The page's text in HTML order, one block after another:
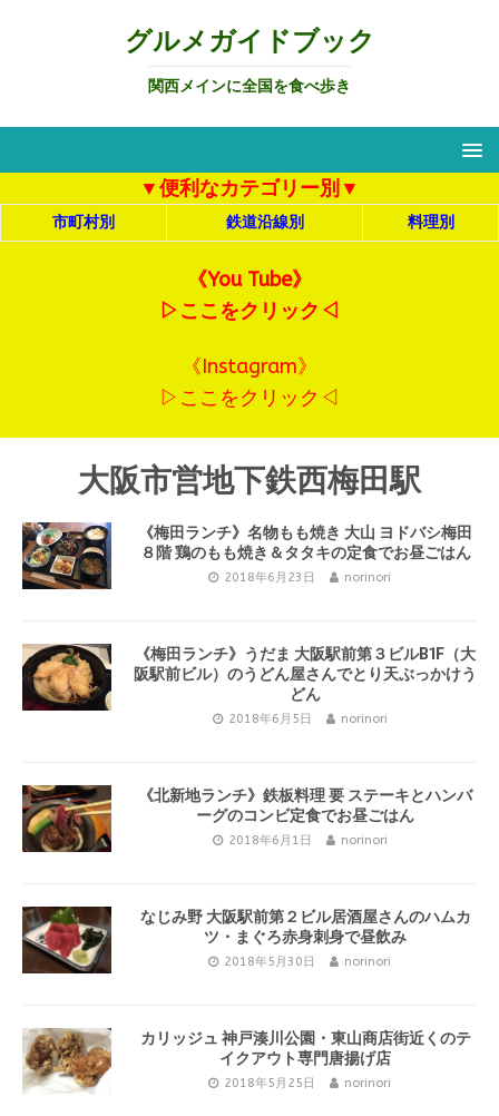
グルメガイドブック
関西メインに全国を食べ歩き
▼便利なカテゴリー別▼
市町村別 鉄道沿線別 料理別
《You Tube》
▷ここをクリック◁
《Instagram》
▷ここをクリック◁
大阪市営地下鉄西梅田駅
《梅田ランチ》名物もも焼き 大山 ヨドバシ梅田
８階 鶏のもも焼き＆タタキの定食でお昼ごはん
2018年6月23日 norinori
《梅田ランチ》うだま 大阪駅前第３ビルB1F（大
阪駅前ビル）のうどん屋さんでとり天ぶっかけう
どん
2018年6月5日 norinori
《北新地ランチ》鉄板料理 要 ステーキとハンバ
ーグのコンビ定食でお昼ごはん
2018年6月1日 norinori
なじみ野 大阪駅前第２ビル居酒屋さんのハムカ
ツ・まぐろ赤身刺身で昼飲み
2018年5月30日 norinori
カリッジュ 神戸湊川公園・東山商店街近くのテ
イクアウト専門唐揚げ店
2018年5月25日 norinori